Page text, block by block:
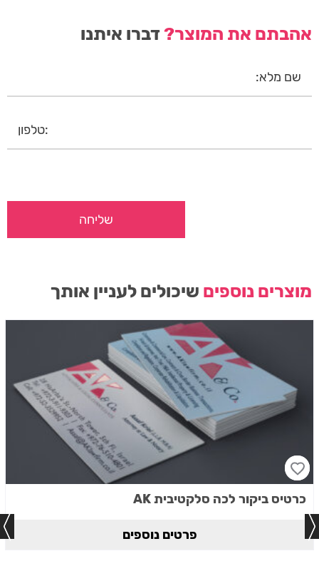
אהבתם את המוצר?דברו איתנו
מוצרים נוספים שיכולים לעניין אותך
כרטיס ביקור לכה סלקטיבית AK
פרטים נוספים